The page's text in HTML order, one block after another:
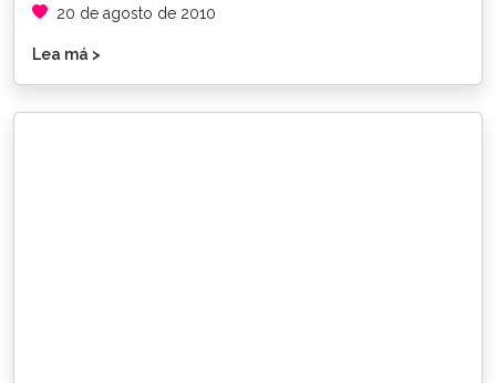
20 de agosto de 2010
Lea má >